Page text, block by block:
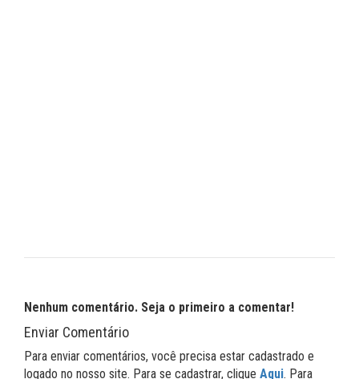
Nenhum comentário. Seja o primeiro a comentar!
Enviar Comentário
Para enviar comentários, você precisa estar cadastrado e
logado no nosso site. Para se cadastrar, clique Aqui. Para